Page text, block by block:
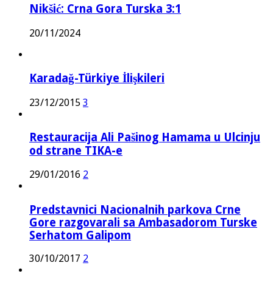
Nikšić: Crna Gora Turska 3:1
20/11/2024
Karadağ-Türkiye İlişkileri
23/12/2015 3
Restauracija Ali Pašinog Hamama u Ulcinju
od strane TIKA-e
29/01/2016 2
Predstavnici Nacionalnih parkova Crne
Gore razgovarali sa Ambasadorom Turske
Serhatom Galipom
30/10/2017 2